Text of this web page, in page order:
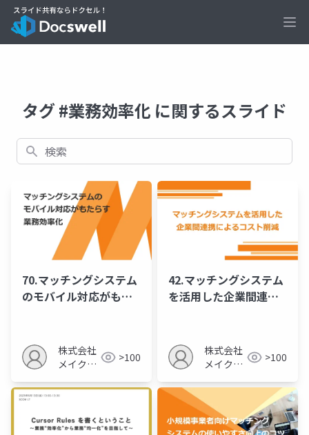
タグ #業務効率化 に関するスライド
検索
70.マッチングシステム
のモバイル対応がもた
株式会社
メイクア
>100
42.マッチングシステム
を活用した企業間連携
株式会社
メイクア
>100